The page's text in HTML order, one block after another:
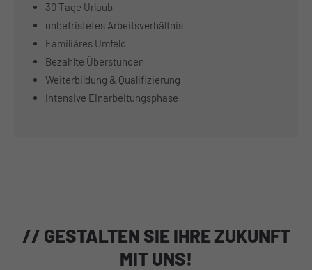
30 Tage Urlaub
unbefristetes Arbeitsverhältnis
Familiäres Umfeld
Bezahlte Überstunden
Weiterbildung & Qualifizierung
Intensive Einarbeitungsphase
// GESTALTEN SIE IHRE ZUKUNFT
MIT UNS!